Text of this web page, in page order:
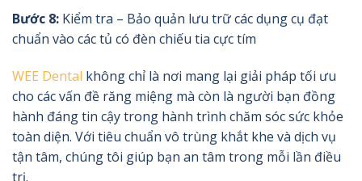
Bước 8: Kiểm tra – Bảo quản lưu trữ các dụng cụ đạt
chuẩn vào các tủ có đèn chiếu tia cực tím
WEE Dental không chỉ là nơi mang lại giải pháp tối ưu
cho các vấn đề răng miệng mà còn là người bạn đồng
hành đáng tin cậy trong hành trình chăm sóc sức khỏe
toàn diện. Với tiêu chuẩn vô trùng khắt khe và dịch vụ
tận tâm, chúng tôi giúp bạn an tâm trong mỗi lần điều
trị.